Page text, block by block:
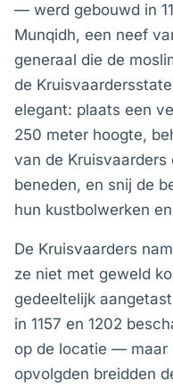
— werd gebouwd in
Munqidh, een neef
generaal die de
de
elegant: plaats een
250 meter hoogte,
van de
beneden, en snij de
hun kustbolwerken
De Kruisvaarders
ze niet met geweld
gedeeltelijk
in 1157 en 1202
op de locatie — maar
opvolgden breidden